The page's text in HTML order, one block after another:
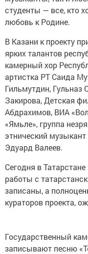
студенты — все, кто
любовь к Родине.
В Казани к проекту
ярких талантов
камерный хор
артистка РТ Саида
Гильмутдин, Гульназ
Закирова, Детская
Абдрахимов, ВИА
«Ямьле», группа
этнический
Эдуард Валеев.
Сегодня в
работы с
записаны, а
кураторов проекта,
Государственный
записывают песню